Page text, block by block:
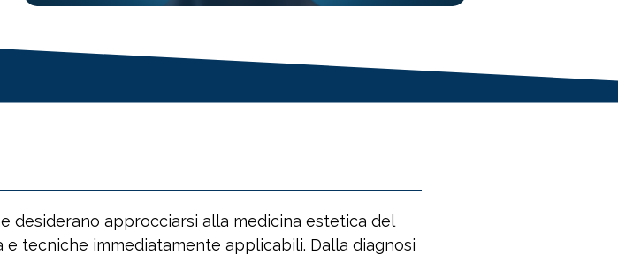
approcciarsi alla medicina estetica del
tecniche immediatamente applicabili. Dalla diagnosi